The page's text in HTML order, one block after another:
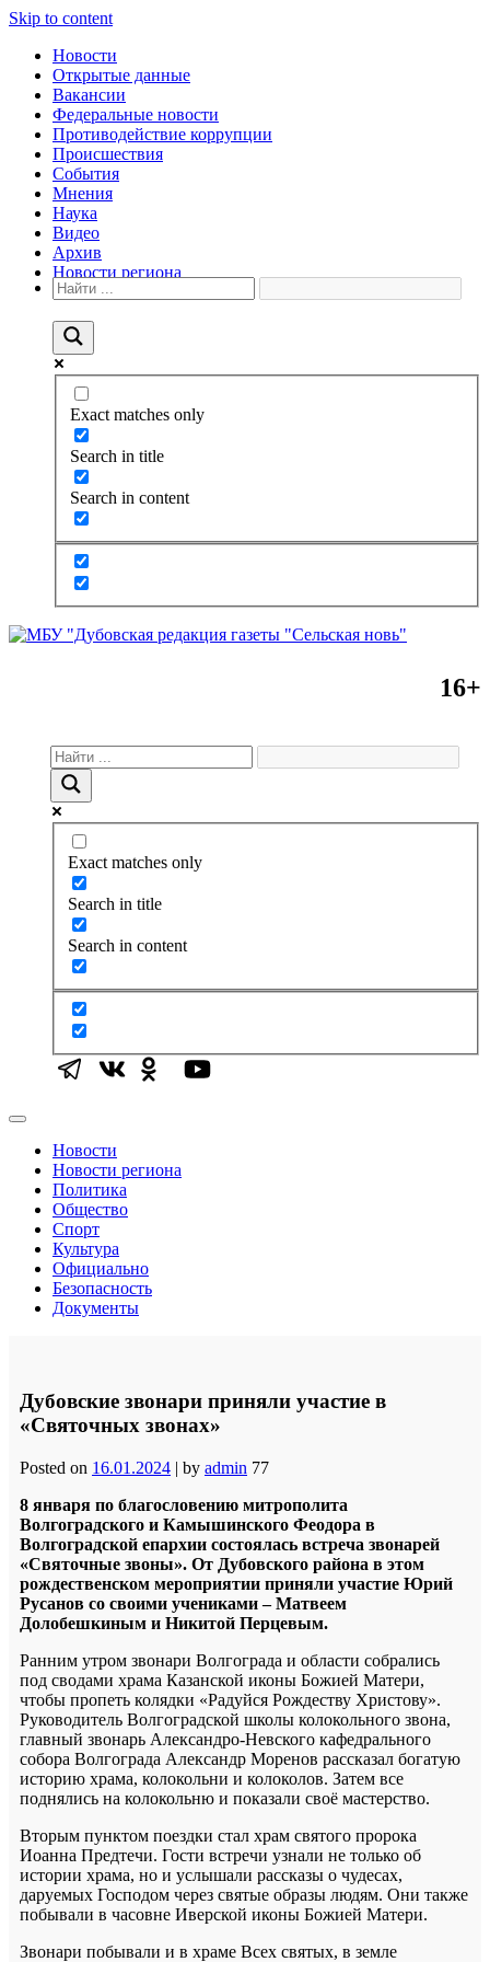
Skip to content
Новости
Открытые данные
Вакансии
Федеральные новости
Противодействие коррупции
Происшествия
События
Мнения
Наука
Видео
Архив
Новости региона
Exact matches only
Search in title
Search in content
16+
Exact matches only
Search in title
Search in content
Новости
Новости региона
Политика
Общество
Спорт
Культура
Официально
Безопасность
Документы
Дубовские звонари приняли участие в
«Святочных звонах»
Posted on 16.01.2024 | by admin 77
8 января по благословению митрополита
Волгоградского и Камышинского Феодора в
Волгоградской епархии состоялась встреча звонарей
«Святочные звоны». От Дубовского района в этом
рождественском мероприятии приняли участие Юрий
Русанов со своими учениками – Матвеем
Долобешкиным и Никитой Перцевым.
Ранним утром звонари Волгограда и области собрались
под сводами храма Казанской иконы Божией Матери,
чтобы пропеть колядки «Радуйся Рождеству Христову».
Руководитель Волгоградской школы колокольного звона,
главный звонарь Александро-Невского кафедрального
собора Волгограда Александр Моренов рассказал богатую
историю храма, колокольни и колоколов. Затем все
поднялись на колокольню и показали своё мастерство.
Вторым пунктом поездки стал храм святого пророка
Иоанна Предтечи. Гости встречи узнали не только об
истории храма, но и услышали рассказы о чудесах,
даруемых Господом через святые образы людям. Они также
побывали в часовне Иверской иконы Божией Матери.
Звонари побывали и в храме Всех святых, в земле